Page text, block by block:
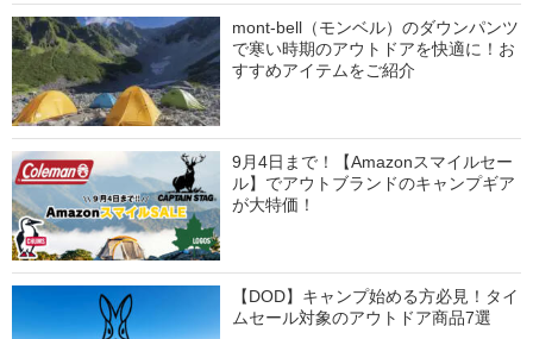
mont-bell（モンベル）のダウンパンツ
で寒い時期のアウトドアを快適に！お
すすめアイテムをご紹介
9月4日まで！【Amazonスマイルセー
ル】でアウトブランドのキャンプギア
が大特価！
【DOD】キャンプ始める方必見！タイ
ムセール対象のアウトドア商品7選